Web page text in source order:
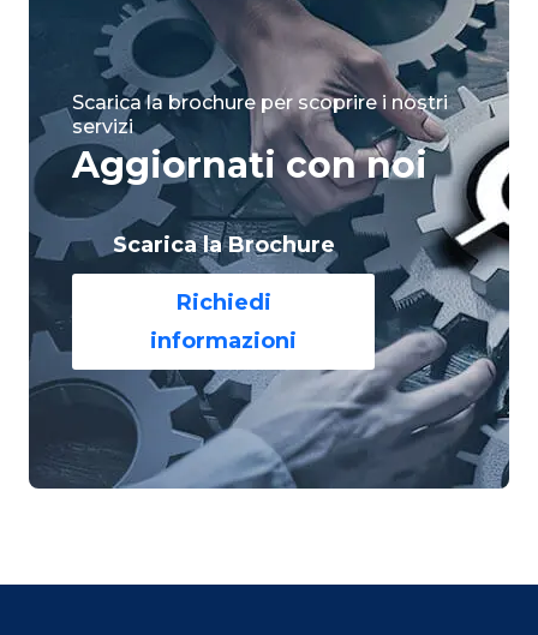
Scarica la brochure per scoprire i nostri
servizi
Aggiornati con noi
Scarica la Brochure
Richiedi
informazioni